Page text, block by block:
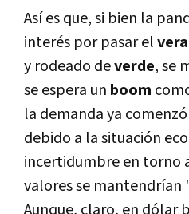
Así es que, si bien la
interés por pasar el
y rodeado deverde, se
se espera un boom
la demanda ya
debido a la situación
incertidumbre en torno
valores se mantendrían
Aunque, claro, en dólar